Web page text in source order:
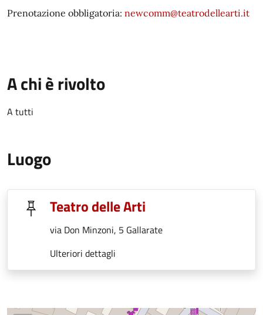
Prenotazione obbligatoria: newcomm@teatrodellearti.it
A chi è rivolto
A tutti
Luogo
Teatro delle Arti
via Don Minzoni, 5 Gallarate
Ulteriori dettagli